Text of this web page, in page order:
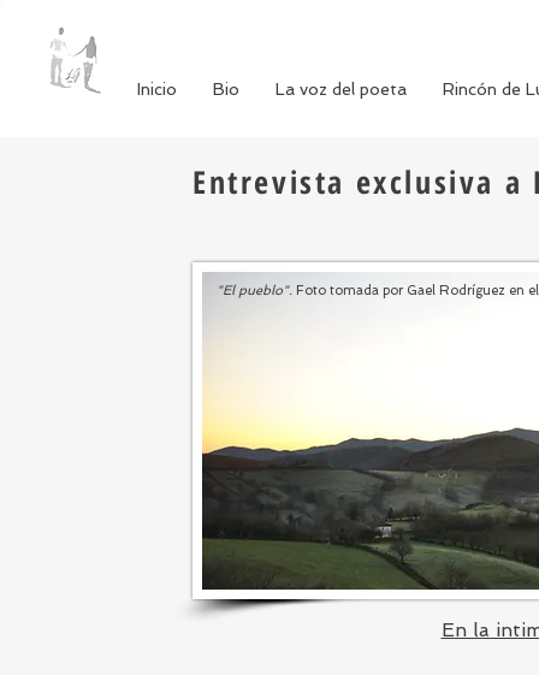
Inicio Bio La voz del poeta Rincón de
Entrevista exclusiva a
"El pueblo". Foto tomada por Gael Rodríguez en
En la